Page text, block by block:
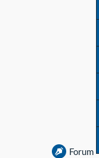
Forum